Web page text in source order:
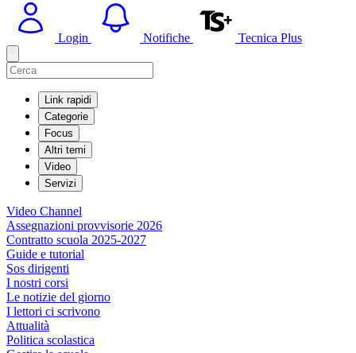
Login Notifiche Tecnica Plus
Link rapidi
Categorie
Focus
Altri temi
Video
Servizi
Video Channel
Assegnazioni provvisorie 2026
Contratto scuola 2025-2027
Guide e tutorial
Sos dirigenti
I nostri corsi
Le notizie del giorno
I lettori ci scrivono
Attualità
Politica scolastica